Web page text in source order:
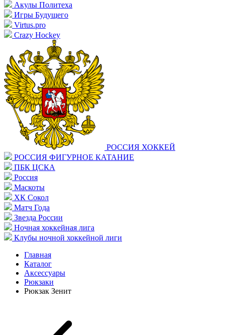
Акулы Политеха
Игры Будущего
Virtus.pro
Crazy Hockey
РОССИЯ ХОККЕЙ
РОССИЯ ФИГУРНОЕ КАТАНИЕ
ПБК ЦСКА
Россия
Маскоты
ХК Сокол
Матч Года
Звезда России
Ночная хоккейная лига
Клубы ночной хоккейной лиги
Главная
Каталог
Аксессуары
Рюкзаки
Рюкзак Зенит